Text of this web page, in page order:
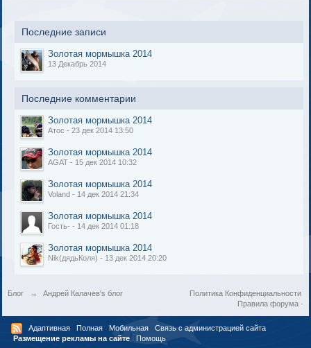
Последние записи
Золотая мормышка 2014
13 Декабрь 2014
Последние комментарии
Золотая мормышка 2014
Атос - 23 дек 2014 13:50
Золотая мормышка 2014
AGAT - 15 дек 2014 10:32
Золотая мормышка 2014
Voland - 14 дек 2014 21:34
Золотая мормышка 2014
Гость- - 14 дек 2014 01:18
Золотая мормышка 2014
Nik(дядьКоля) - 13 дек 2014 20:20
Блог → Андрей Калачев's блог
Политика Конфиденциальности
Правила форума·
Адаптивная Полная Мобильная
Связь с администрацией сайта
Размещение рекламы на сайте
Помощь